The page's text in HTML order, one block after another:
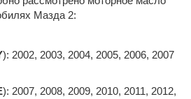
Мазда 2:
): 2002, 2003, 2004, 2005, 2006, 2007
): 2007, 2008, 2009, 2010, 2011, 2012,